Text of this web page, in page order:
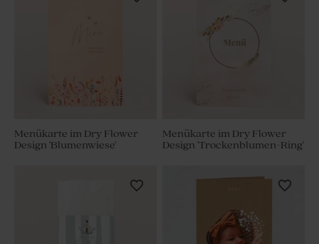
Menükarte im Dry Flower
Design 'Blumenwiese'
Menükarte im Dry Flower
Design 'Trockenblumen-Ring'